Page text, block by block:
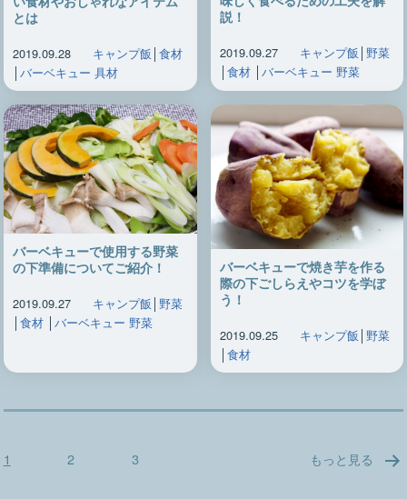
とは
2019.09.28 キャンプ飯 │ 食材
│ バーベキュー 具材
説！
2019.09.27 キャンプ飯 │ 野菜
│ 食材│ バーベキュー 野菜
バーベキューで使用する野菜
の下準備についてご紹介！
2019.09.27 キャンプ飯 │ 野菜
│ 食材│ バーベキュー 野菜
バーベキューで焼き芋を作る
際の下ごしらえやコツを学ぼ
う！
2019.09.25 キャンプ飯 野菜
食材
投1 2 3 もっと見る